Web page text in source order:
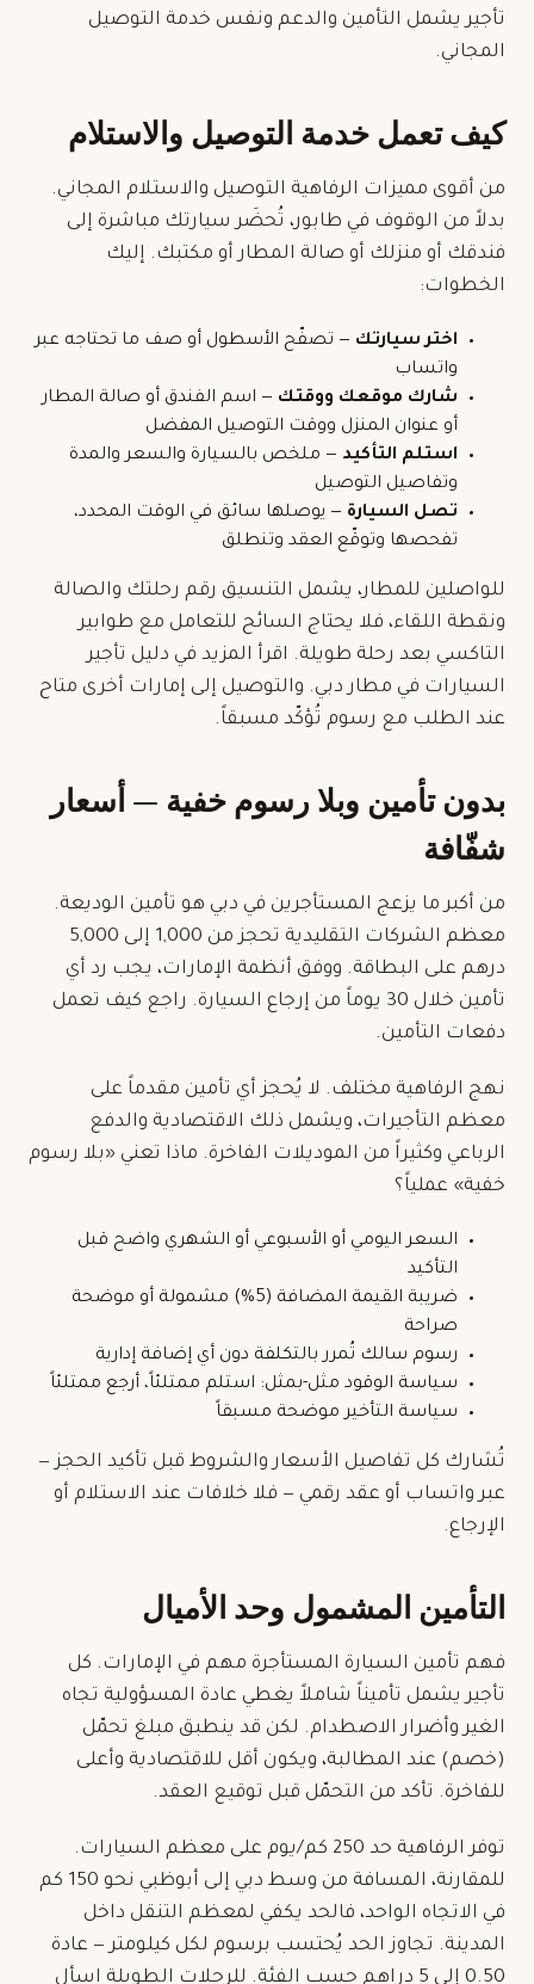
تأجير يشمل التأمين والدعم ونفس خدمة التوصيل
المجاني.
كيف تعمل خدمة التوصيل والاستلام
من أقوى مميزات الرفاهية التوصيل والاستلام المجاني.
بدلاً من الوقوف في طابور، تُحضَر سيارتك مباشرة إلى
فندقك أو منزلك أو صالة المطار أو مكتبك. إليك
الخطوات:
اختر سيارتك — تصفّح الأسطول أو صف ما تحتاجه عبر
واتساب
شارك موقعك ووقتك — اسم الفندق أو صالة المطار
أو عنوان المنزل ووقت التوصيل المفضل
استلم التأكيد — ملخص بالسيارة والسعر والمدة
وتفاصيل التوصيل
تصل السيارة — يوصلها سائق في الوقت المحدد،
تفحصها وتوقّع العقد وتنطلق
للواصلين للمطار، يشمل التنسيق رقم رحلتك والصالة
ونقطة اللقاء، فلا يحتاج السائح للتعامل مع طوابير
التاكسي بعد رحلة طويلة. اقرأ المزيد في دليل تأجير
السيارات في مطار دبي. والتوصيل إلى إمارات أخرى متاح
عند الطلب مع رسوم تُؤكّد مسبقاً.
بدون تأمين وبلا رسوم خفية — أسعار
شفّافة
من أكبر ما يزعج المستأجرين في دبي هو تأمين الوديعة.
معظم الشركات التقليدية تحجز من 1,000 إلى 5,000
درهم على البطاقة. ووفق أنظمة الإمارات، يجب رد أي
تأمين خلال 30 يوماً من إرجاع السيارة. راجع كيف تعمل
دفعات التأمين.
نهج الرفاهية مختلف. لا يُحجز أي تأمين مقدماً على
معظم التأجيرات، ويشمل ذلك الاقتصادية والدفع
الرباعي وكثيراً من الموديلات الفاخرة. ماذا تعني «بلا رسوم
خفية» عملياً؟
السعر اليومي أو الأسبوعي أو الشهري واضح قبل
التأكيد
ضريبة القيمة المضافة (5%) مشمولة أو موضحة
صراحة
رسوم سالك تُمرر بالتكلفة دون أي إضافة إدارية
سياسة الوقود مثل-بمثل: استلم ممتلئاً، أرجع ممتلئاً
سياسة التأخير موضحة مسبقاً
تُشارك كل تفاصيل الأسعار والشروط قبل تأكيد الحجز —
عبر واتساب أو عقد رقمي — فلا خلافات عند الاستلام أو
الإرجاع.
التأمين المشمول وحد الأميال
فهم تأمين السيارة المستأجرة مهم في الإمارات. كل
تأجير يشمل تأميناً شاملاً يغطي عادة المسؤولية تجاه
الغير وأضرار الاصطدام. لكن قد ينطبق مبلغ تحمّل
(خصم) عند المطالبة، ويكون أقل للاقتصادية وأعلى
للفاخرة. تأكد من التحمّل قبل توقيع العقد.
توفر الرفاهية حد 250 كم/يوم على معظم السيارات.
للمقارنة، المسافة من وسط دبي إلى أبوظبي نحو 150 كم
في الاتجاه الواحد، فالحد يكفي لمعظم التنقل داخل
المدينة. تجاوز الحد يُحتسب برسوم لكل كيلومتر — عادة
0.50 إلى 5 دراهم حسب الفئة. للرحلات الطويلة اسأل